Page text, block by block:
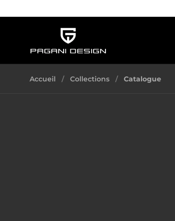
Accueil / Collections / Catalogue